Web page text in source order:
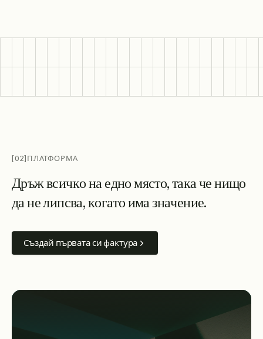
[02]ПЛАТФОРМА
Дръжвсичконаедномясто,такаченищо
данелипсва,когатоимазначение.
Създай първата си фактура